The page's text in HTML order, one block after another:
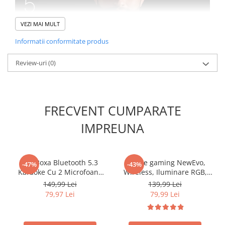
VEZI MAI MULT
Informatii conformitate produs
Review-uri(0)
FRECVENT CUMPARATE
IMPREUNA
-47%
Set Boxa Bluetooth 5.3
Karaoke Cu 2 Microfoane
Wireless, Pentru Adulti si
Copii NewEvo®, Pentru
Petreceri Si Spectacole,
Vocale, MicroSD Card, Type-
149,99 Lei
79,97 Lei
-43%
Mouse gaming NewEvo,
Wireless, Iluminare RGB,
USB, Wireless 2.4 G,
FastCharge, Design
ergonomic, 2 Butoane
Programabile, Negru
139,99 Lei
79,99 Lei